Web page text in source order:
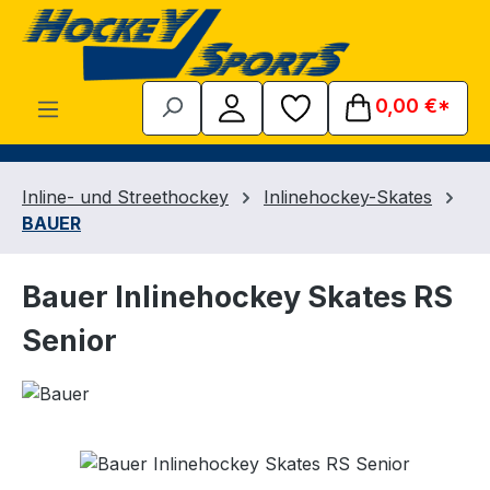
Zum Hauptinhalt springen
0,00 €*
Inline- und Streethockey
Inlinehockey-Skates
BAUER
Bauer Inlinehockey Skates RS
Senior
Bildergalerie überspringen